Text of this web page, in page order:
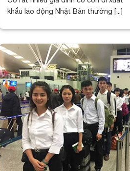
khẩu lao động Nhật Bản thường [...]